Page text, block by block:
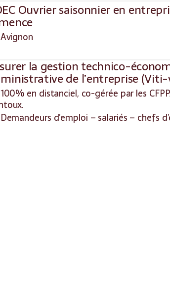
Ouvrier saisonnier en
la gestion technico-
de l’entreprise
en distanciel, co-gérée par les
d’emploi – salariés – chefs